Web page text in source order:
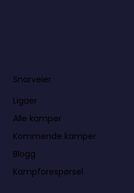
Snarveier
Ligaer
Alle kamper
Kommende kamper
Blogg
Kampforespørsel